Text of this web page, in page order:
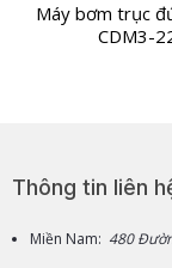
Máy bơm trục
CDM3-
Thông tin liên
Miền Nam: 480